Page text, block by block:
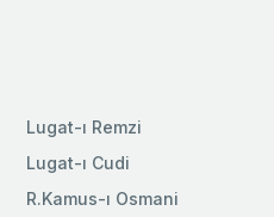
Lugat-ı Remzi
Lugat-ı Cudi
R.Kamus-ı Osmani